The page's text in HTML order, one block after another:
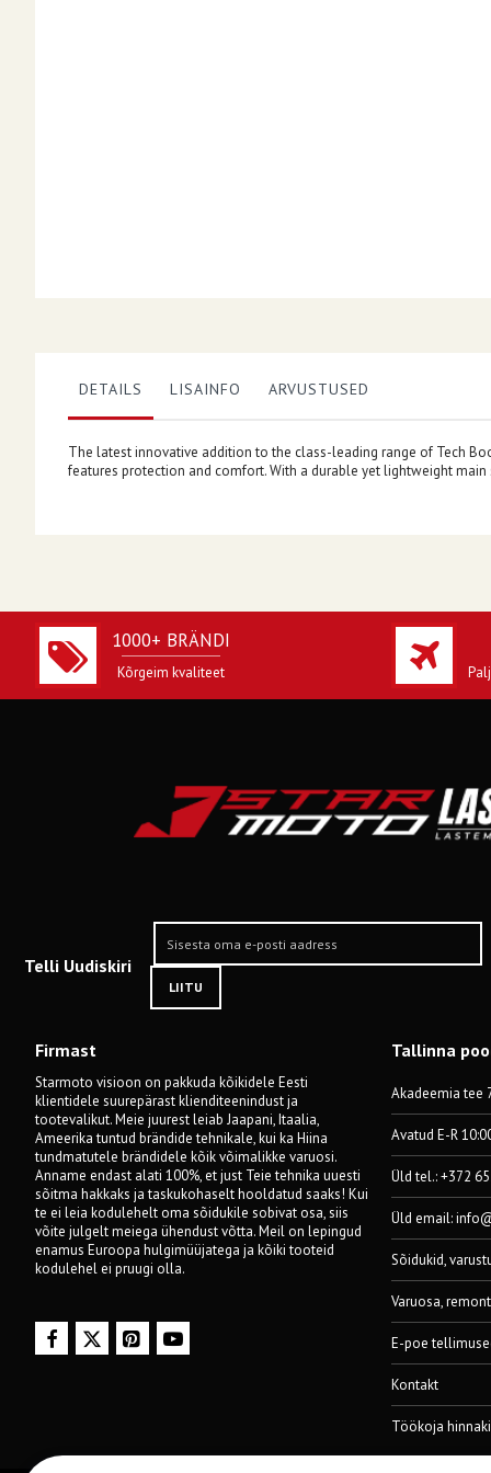
DETAILS LISAINFO ARVUSTUSED
The latest innovative addition to the class-leading range of Tech
features protection and comfort. With a durable yet lightweight
1000+ BRÄNDI
Kõrgeim kvaliteet
Telli Uudiskiri
LIITU
Firmast
Starmoto visioon on pakkuda kõikidele Eesti
klientidele suurepärast klienditeenindust ja
tootevalikut. Meie juurest leiab Jaapani, Itaalia,
Ameerika tuntud brändide tehnikale, kui ka Hiina
tundmatutele brändidele kõik võimalikke varuosi.
Anname endast alati 100%, et just Teie tehnika uuesti
sõitma hakkaks ja taskukohaselt hooldatud saaks! Kui
te ei leia kodulehelt oma sõidukile sobivat osa, siis
võite julgelt meiega ühendust võtta. Meil on lepingud
enamus Euroopa hulgimüüjatega ja kõiki tooteid
kodulehel ei pruugi olla.
Tallinna
Akadeemia tee
Avatud E-R
Üld tel.: +372
Üld email:
Sõidukid,
Varuosa,
E-poe
Kontakt
Töökoja